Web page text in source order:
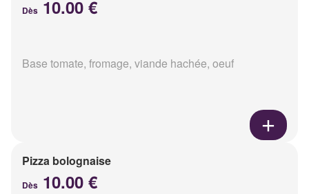
Dès 10.00 €
Base tomate, fromage, viande hachée, oeuf
Pizza bolognaise
Dès 10.00 €